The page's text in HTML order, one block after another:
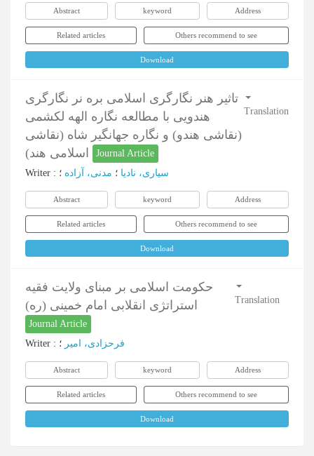
Abstract keyword Address
Related articles Others recommend to see
Download
تاثیر هنر نگارگری اسلامی بره نر نگارگری
هندویی با مطالعه نگاره الهه لکشمی
(نقاشی هندو) و نگاره جهانگیر شاه (نقاشی
Journal Article
Translation
Writer : سیاری، نادیا ؛ مدنی، آزاده ؛
Abstract keyword Address
Related articles Others recommend to see
Download
حکومت اسلامی بر مبنای ولایت فقیه
استراتژی انقلابی امام خمینی (ره)
Journal Article
Translation
Writer : فرحزادی، امیر ؛
Abstract keyword Address
Related articles Others recommend to see
Download